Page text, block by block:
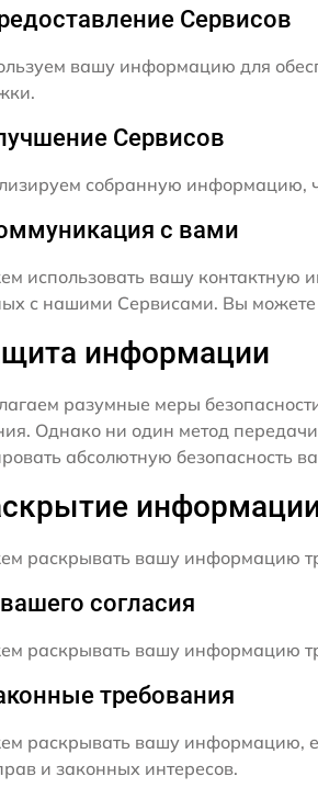
Сервисов
вашу информацию для
Сервисов
собранную информацию,
с вами
использовать вашу контактную
с нашими Сервисами. Вы можете
информации
разумные меры
Однако ни один метод
абсолютную безопасность
раскрывать вашу информацию
согласия
раскрывать вашу информацию
требования
раскрывать вашу информацию,
и законных интересов.